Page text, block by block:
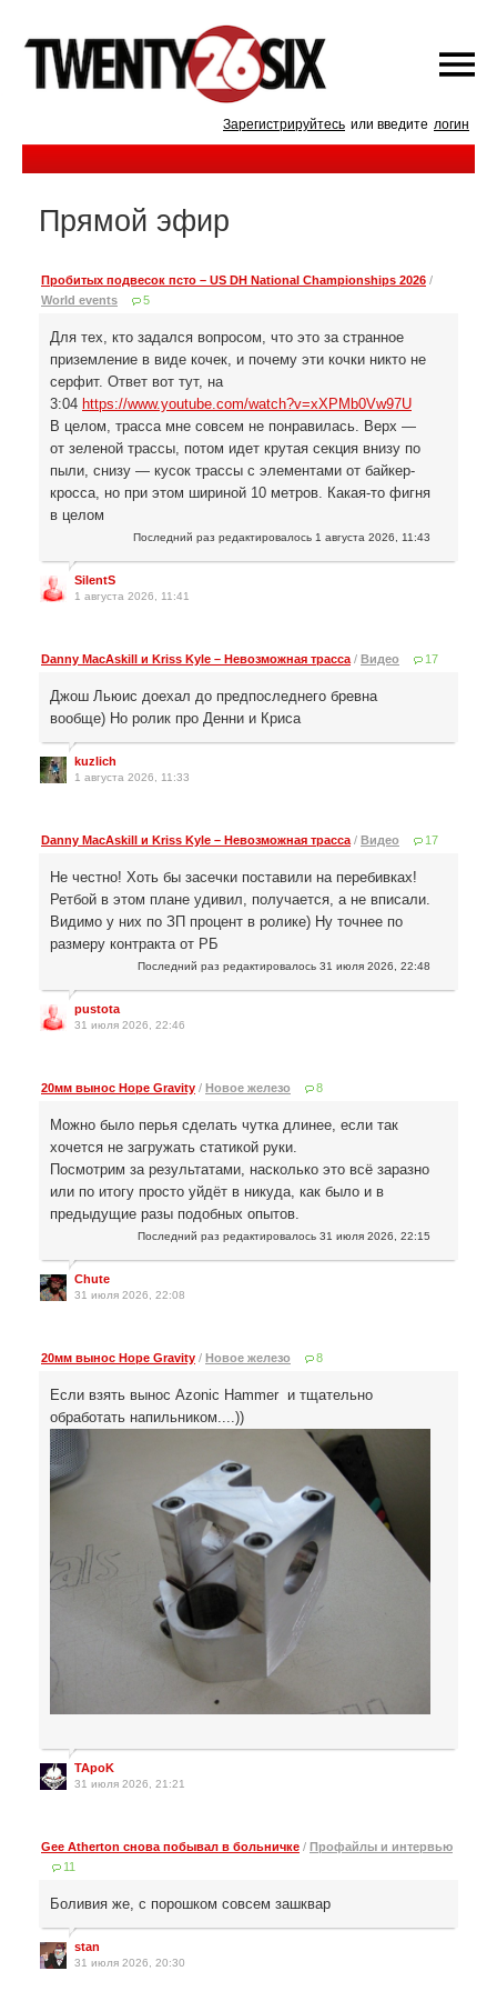
Зарегистрируйтесь или введите логин
Прямой эфир
Пробитых подвесок псто – US DH National Championships 2026 /
World events
5
Для тех, кто задался вопросом, что это за странное
приземление в виде кочек, и почему эти кочки никто не
серфит. Ответ вот тут, на
3:04 https://www.youtube.com/watch?v=xXPMb0Vw97U
В целом, трасса мне совсем не понравилась. Верх —
от зеленой трассы, потом идет крутая секция внизу по
пыли, снизу — кусок трассы с элементами от байкер-
кросса, но при этом шириной 10 метров. Какая-то фигня
в целом
Последний раз редактировалось 1 августа 2026, 11:43
SilentS
1 августа 2026, 11:41
Danny MacAskill и Kriss Kyle – Невозможная трасса / Видео 17
Джош Льюис доехал до предпоследнего бревна
вообще) Но ролик про Денни и Криса
kuzlich
1 августа 2026, 11:33
Danny MacAskill и Kriss Kyle – Невозможная трасса / Видео 17
Не честно! Хоть бы засечки поставили на перебивках!
Ретбой в этом плане удивил, получается, а не вписали.
Видимо у них по ЗП процент в ролике) Ну точнее по
размеру контракта от РБ
Последний раз редактировалось 31 июля 2026, 22:48
pustota
31 июля 2026, 22:46
20мм вынос Hope Gravity / Новое железо 8
Можно было перья сделать чутка длинее, если так
хочется не загружать статикой руки.
Посмотрим за результатами, насколько это всё заразно
или по итогу просто уйдёт в никуда, как было и в
предыдущие разы подобных опытов.
Последний раз редактировалось 31 июля 2026, 22:15
Chute
31 июля 2026, 22:08
20мм вынос Hope Gravity / Новое железо 8
Если взять вынос Azonic Hammer и тщательно
обработать напильником....))
TApoK
31 июля 2026, 21:21
Gee Atherton снова побывал в больничке / Профайлы и интервью
11
Боливия же, с порошком совсем зашквар
stan
31 июля 2026, 20:30